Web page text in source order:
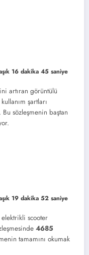
16 dakika 45 saniye
artıran görüntülü
şartları
sözleşmenin baştan
19 dakika 52 saniye
scooter
4685
tamamını okumak